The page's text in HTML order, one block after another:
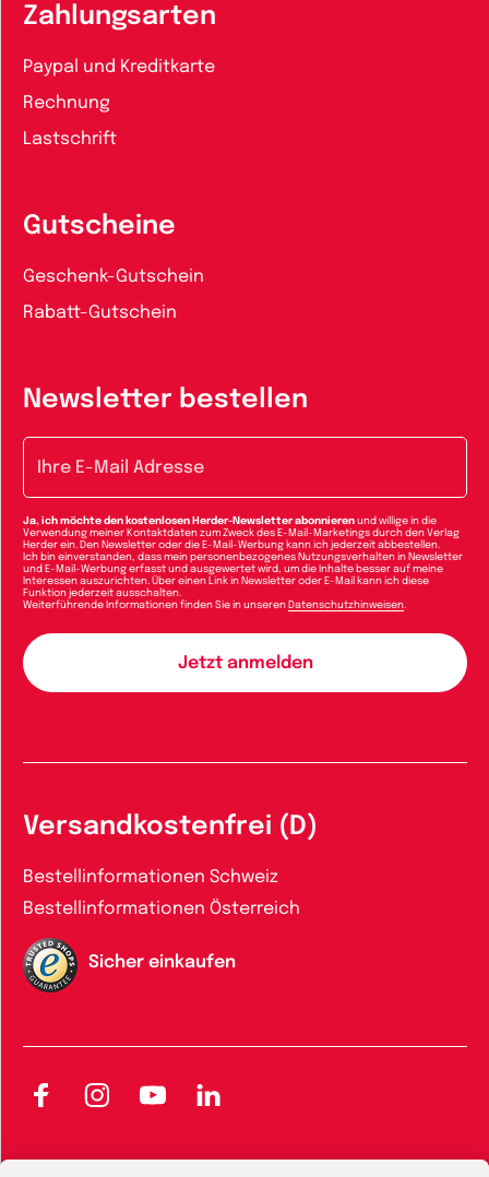
Zahlungsarten
Paypal und Kreditkarte
Rechnung
Lastschrift
Gutscheine
Geschenk-Gutschein
Rabatt-Gutschein
Newsletter bestellen
Ja, ich möchte den kostenlosen Herder-Newsletter abonnieren und willige in die
Verwendung meiner Kontaktdaten zum Zweck des E-Mail-Marketings durch den Verlag
Herder ein. Den Newsletter oder die E-Mail-Werbung kann ich jederzeit abbestellen.
Ich bin einverstanden, dass mein personenbezogenes Nutzungsverhalten in Newsletter
und E-Mail-Werbung erfasst und ausgewertet wird, um die Inhalte besser auf meine
Interessen auszurichten. Über einen Link in Newsletter oder E-Mail kann ich diese
Funktion jederzeit ausschalten.
Weiterführende Informationen finden Sie in unseren Datenschutzhinweisen.
Versandkostenfrei (D)
Bestellinformationen Schweiz
Bestellinformationen Österreich
Sicher einkaufen
FacebookInstagramYouTubeLinkedIn